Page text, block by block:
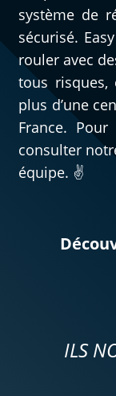
système de
sécurisé.
rouler avec
tous risques,
plus d’une
France.
consulter
équipe. ✌️
ILS